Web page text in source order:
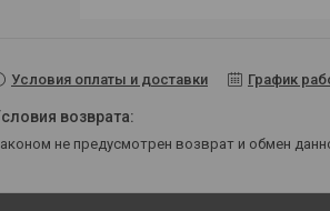
Условия оплаты и доставки График
Законом не предусмотрен возврат и обмен